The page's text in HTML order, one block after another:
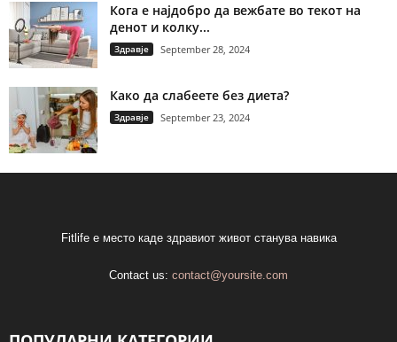
Кога е најдобро да вежбате во текот на
денот и колку...
Здравје September 28, 2024
Како да слабеете без диета?
Здравје September 23, 2024
Fitlife е место каде здравиот живот станува навика
Contact us: contact@yoursite.com